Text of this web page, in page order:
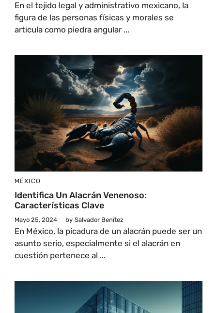
En el tejido legal y administrativo mexicano, la
figura de las personas físicas y morales se
articula como piedra angular ...
MÉXICO
Identifica Un Alacrán Venenoso:
Características Clave
Mayo 25, 2024 by Salvador Benítez
En México, la picadura de un alacrán puede ser un
asunto serio, especialmente si el alacrán en
cuestión pertenece al ...